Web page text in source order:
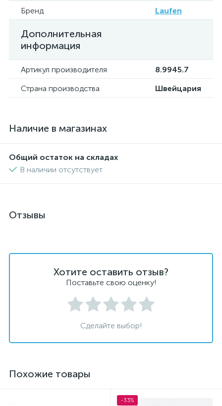
Бренд Laufen
Дополнительная
информация
Артикул производителя
8.9945.7
Страна производства
Швейцария
Наличие в магазинах
Общий остаток на складах
В наличии отсутствует
Отзывы
Хотите оставить отзыв?
Поставьте свою оценку!
Сделайте выбор!
Похожие товары
-33%